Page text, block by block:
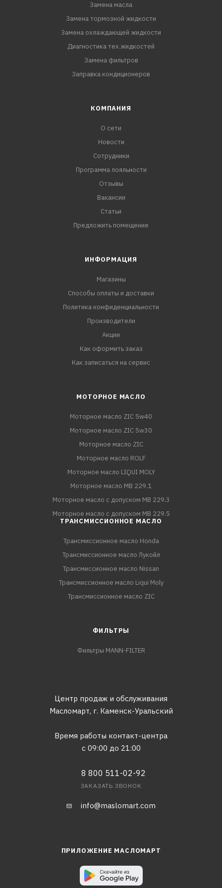
Замена масла
Замена тормозной жидкости
Замена охлаждающей жидкости
Диагностика тех.жидкостей
Замена фильтров
Заправка кондиционеров
КОМПАНИЯ
О сети
Новости
Сотрудники
Программа лояльности
Отзывы
Вакансии
Статьи
Предложить помещение
ИНФОРМАЦИЯ
Магазины
Способы оплаты и доставки
Политика конфиденциальности
Производители
Акции
Как оформить заказ
Как записаться на сервис
МОТОРНОЕ МАСЛО
Моторное масло ZIC 5w40
Моторное масло ZIC 5w30
Моторное масло ZIC
Моторное масло ROLF
Моторное масло LIQUI MOLY
Моторное масло MB 229.1
Моторное масло с допуском MB 229.3
Моторное масло с допуском MB 229.5
ТРАНСМИССИОННОЕ МАСЛО
Трансмиссионное масло Honda
Трансмиссионное масло Лукойл
Трансмиссионное масло Nissan
Трансмиссионное масло Liqui Moly
Трансмиссионное масло ZIC
ФИЛЬТРЫ
Фильтры MANN-FILTER
Центр продаж и обслуживания
Масломарт, г. Каменск-Уральский
Время работы контакт-центра
с 09:00 до 21:00
8 800 511-02-92
ЗАКАЗАТЬ ЗВОНОК
info@maslomart.com
ПРИЛОЖЕНИЕ МАСЛОМАРТ